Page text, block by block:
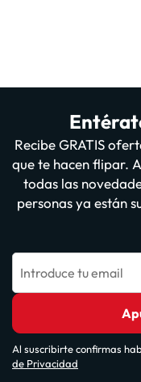
Recibe GRATIS
que te hacen flipar.
todas las
personas ya están
Introduce tu email
Al suscribirte confirmas
de Privacidad